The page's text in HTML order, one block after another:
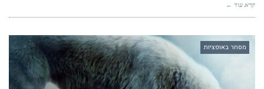
קרא עוד ←
מסחר באופציות